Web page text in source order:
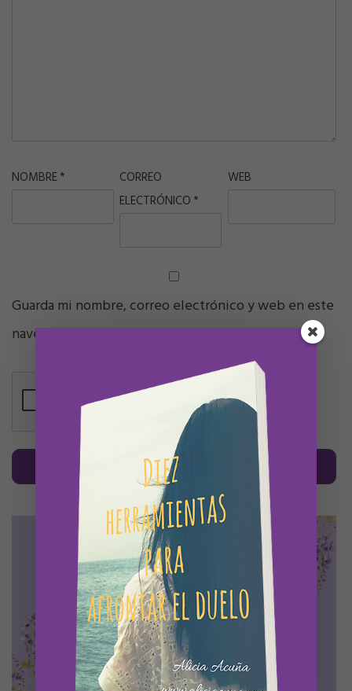
NOMBRE*
CORREO
ELECTRÓNICO *
WEB
Guarda mi nombre, correo electrónico y web en este
navegador para la próxima vez que comente.